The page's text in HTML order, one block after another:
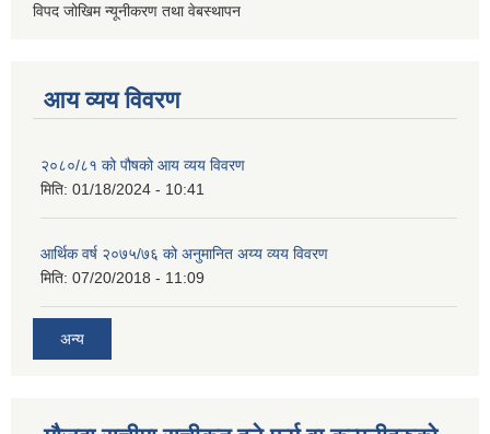
विपद जोखिम न्यूनीकरण तथा वेबस्थापन
आय व्यय विवरण
२०८०/८१ को पौषको आय व्यय विवरण
मिति: 01/18/2024 - 10:41
आर्थिक वर्ष २०७५/७६ को अनुमानित अय्य व्यय विवरण
मिति: 07/20/2018 - 11:09
अन्य